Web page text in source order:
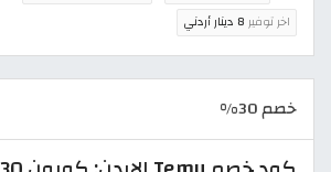
اخر توفير 8 دينار أردني
خصم 30%